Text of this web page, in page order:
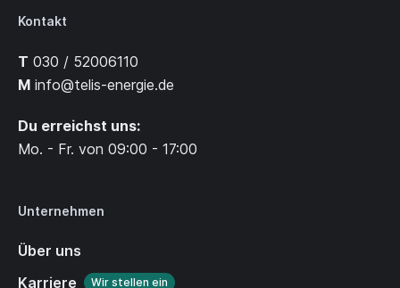
Kontakt
T 030 / 52006110
M info@telis-energie.de
Du erreichst uns:
Mo. - Fr. von 09:00 - 17:00
Unternehmen
Über uns
Karriere
Wir stellen ein